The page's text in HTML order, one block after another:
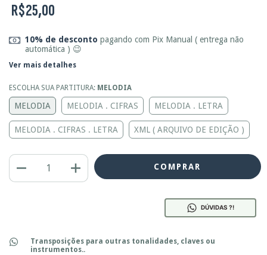
R$25,00
10% de desconto pagando com Pix Manual ( entrega não
automática ) 😉
Ver mais detalhes
ESCOLHA SUA PARTITURA: MELODIA
MELODIA MELODIA . CIFRAS MELODIA . LETRA
MELODIA . CIFRAS . LETRA XML ( ARQUIVO DE EDIÇÃO )
DÚVIDAS ?!
Transposições para outras tonalidades, claves ou
instrumentos..